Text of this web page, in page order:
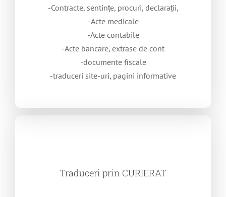
-Contracte, sentințe, procuri, declarații,
-Acte medicale
-Acte contabile
-Acte bancare, extrase de cont
-documente fiscale
-traduceri site-uri, pagini informative
Traduceri prin CURIERAT